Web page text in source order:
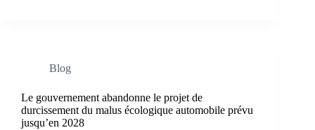
Blog
Le gouvernement abandonne le projet de
durcissement du malus écologique automobile prévu
jusqu’en 2028